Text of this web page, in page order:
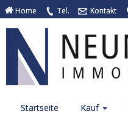
Home Tel. Kontakt
Startseite Kauf